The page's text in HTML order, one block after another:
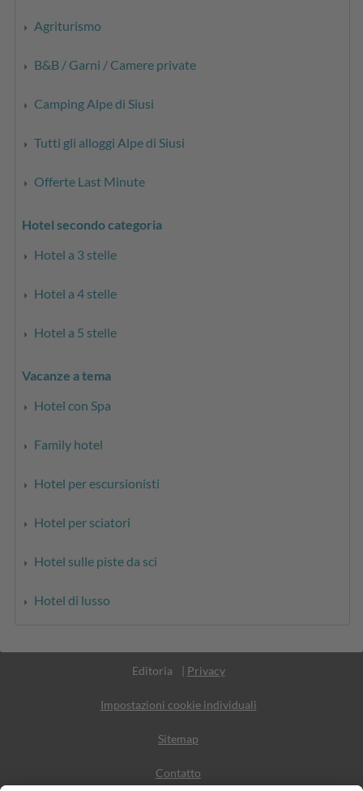
Agriturismo
B&B / Garni / Camere private
Camping Alpe di Siusi
Tutti gli alloggi Alpe di Siusi
Offerte Last Minute
Hotel secondo categoria
Hotel a 3 stelle
Hotel a 4 stelle
Hotel a 5 stelle
Vacanze a tema
Hotel con Spa
Family hotel
Hotel per escursionisti
Hotel per sciatori
Hotel sulle piste da sci
Hotel di lusso
Editoria
| Privacy
Impostazioni cookie individuali
Sitemap
Contatto